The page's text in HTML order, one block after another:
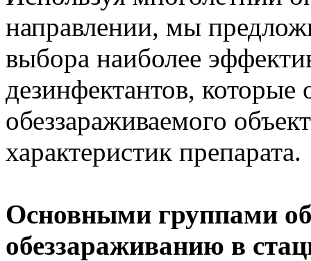
направлении, мы
выбора наиболее
дезинфектантов, которые
обеззараживаемого
характеристик препарата.
Основными группами
обеззараживанию в